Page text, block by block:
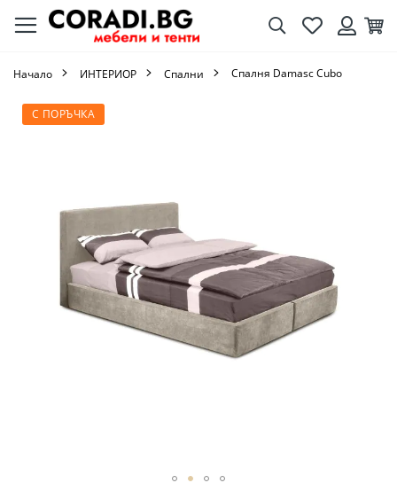
ТърсенеЛюбими
Начало ИНТЕРИОР Спални Спалня Damasc Cubo
С ПОРЪЧКА
Преминете
към
изображенията